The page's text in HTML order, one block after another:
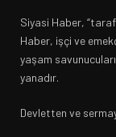
Siyasi Haber,
Haber, işçi ve
yaşam
yanadır.
Devletten ve